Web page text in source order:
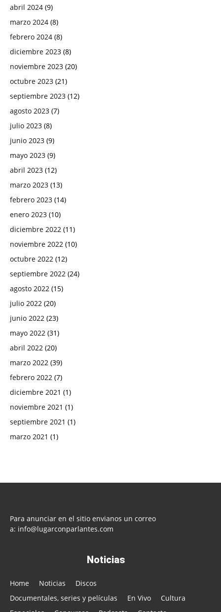
abril 2024 (9)
marzo 2024 (8)
febrero 2024 (8)
diciembre 2023 (8)
noviembre 2023 (20)
octubre 2023 (21)
septiembre 2023 (12)
agosto 2023 (7)
julio 2023 (8)
junio 2023 (9)
mayo 2023 (9)
abril 2023 (12)
marzo 2023 (13)
febrero 2023 (14)
enero 2023 (10)
diciembre 2022 (11)
noviembre 2022 (10)
octubre 2022 (12)
septiembre 2022 (24)
agosto 2022 (15)
julio 2022 (20)
junio 2022 (23)
mayo 2022 (31)
abril 2022 (20)
marzo 2022 (39)
febrero 2022 (7)
diciembre 2021 (1)
noviembre 2021 (1)
septiembre 2021 (1)
marzo 2021 (1)
Para anunciar en el sitio envianos un correo
a: info@lugarconparlantes.com
Noticias
Home Noticias
Discos
Documentales, series y películas
En Vivo
Cultura